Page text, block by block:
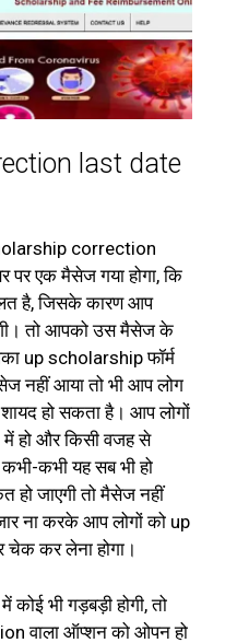
last date
correction
पर एक मैसेज गया होगा, कि
है, जिसके कारण आप
तो आपको उस मैसेज के
up scholarship फॉर्म
नहीं आया तो भी आप लोग
हो सकता है। आप लोगों
हो और किसी वजह से
कभी यह सब भी हो
जाएगी तो मैसेज नहीं
ना करके आप लोगों को up
कर लेना होगा।
भी गड़बड़ी होगी, तो
वाला ऑप्शन को ओपन हो